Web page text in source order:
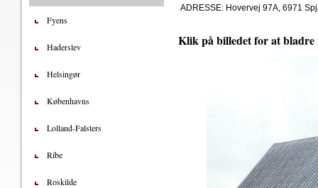
Fyens
Haderslev
Helsingør
Københavns
Lolland-Falsters
Ribe
Roskilde
ADRESSE: Hovervej 97A, 6971
Klik på billedet for at bladre